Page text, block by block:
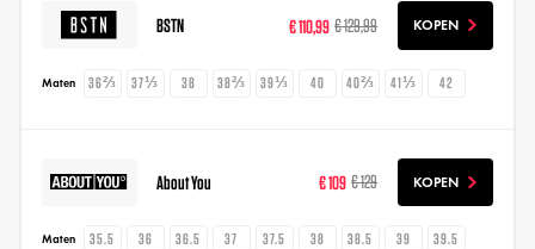
BSTN € 110,99 € 129,99 KOPEN
Maten 36⅔ 37⅓ 38 38⅔ 39⅓ 40 40⅔ 41⅓ 42
About You € 109 € 129 KOPEN
Maten 35.5 36 36.5 37 37.5 38 38.5 39
39.5